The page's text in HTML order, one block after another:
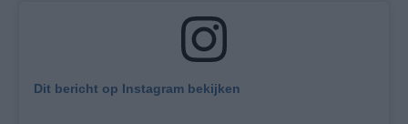
Dit bericht op Instagram bekijken